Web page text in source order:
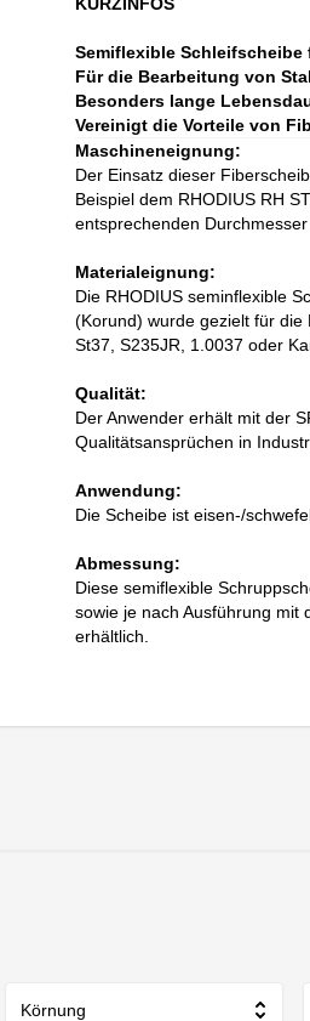
Semiflexible Schleifscheibe
Für die Bearbeitung von
Besonders lange
Vereinigt die Vorteile von
Maschineneignung:
Der Einsatz dieser
Beispiel dem RHODIUS RH
entsprechenden
Materialeignung:
Die RHODIUS seminflexible
(Korund) wurde gezielt für die
St37, S235JR, 1.0037 oder
Qualität:
Der Anwender erhält mit der
Qualitätsansprüchen in
Anwendung:
Die Scheibe ist eisen-/
Abmessung:
Diese semiflexible
sowie je nach Ausführung mit
erhältlich.
Körnung